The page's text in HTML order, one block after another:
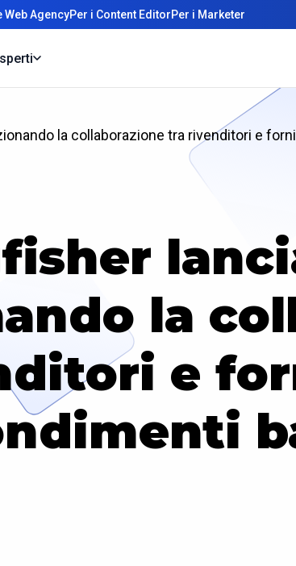
Web AgencyPer i Content EditorPer i Marketer
la collaborazione tra rivenditori e
la
e